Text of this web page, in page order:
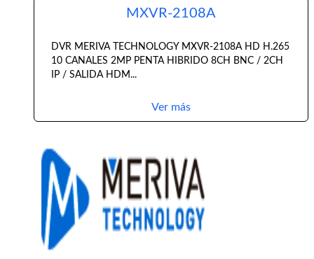
MXVR-2108A
DVR MERIVA TECHNOLOGY MXVR-2108A HD H.265
10 CANALES 2MP PENTA HIBRIDO 8CH BNC / 2CH
IP / SALIDA HDM...
Ver más